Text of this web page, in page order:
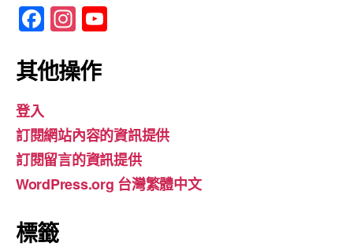
F
c
b
o
o
k
In
a
a
m
u
b
e
其他操作
登入
訂閱網站內容的資訊提供
訂閱留言的資訊提供
WordPress.org 台灣繁體中文
標籤